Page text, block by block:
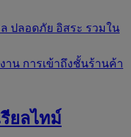
ปลอดภัย อิสระ รวมใน
าน การเข้าถึงชั้นร้านค้า
ยลไทม์